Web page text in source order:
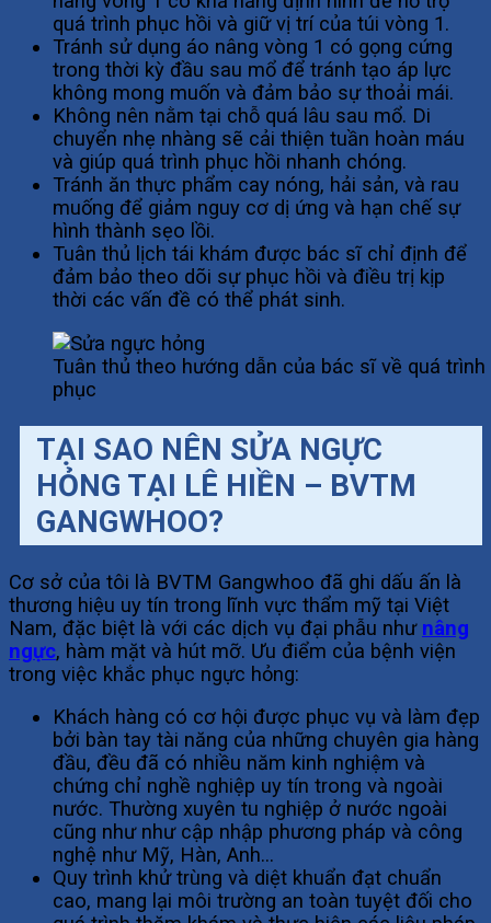
quá trình phục hồi và giữ vị trí của túi vòng 1.
Tránh sử dụng áo nâng vòng 1 có gọng cứng
trong thời kỳ đầu sau mổ để tránh tạo áp lực
không mong muốn và đảm bảo sự thoải mái.
Không nên nằm tại chỗ quá lâu sau mổ. Di
chuyển nhẹ nhàng sẽ cải thiện tuần hoàn máu
và giúp quá trình phục hồi nhanh chóng.
Tránh ăn thực phẩm cay nóng, hải sản, và rau
muống để giảm nguy cơ dị ứng và hạn chế sự
hình thành sẹo lồi.
Tuân thủ lịch tái khám được bác sĩ chỉ định để
đảm bảo theo dõi sự phục hồi và điều trị kịp
thời các vấn đề có thể phát sinh.
Tuân thủ theo hướng dẫn của bác sĩ về quá
phục
TẠI SAO NÊN SỬA NGỰC
HỎNG TẠI LÊ HIỀN – BVTM
GANGWHOO?
Cơ sở của tôi là BVTM Gangwhoo đã ghi dấu ấn là
thương hiệu uy tín trong lĩnh vực thẩm mỹ tại Việt
Nam, đặc biệt là với các dịch vụ đại phẫu như nâng
ngực, hàm mặt và hút mỡ. Ưu điểm của bệnh viện
trong việc khắc phục ngực hỏng:
Khách hàng có cơ hội được phục vụ và làm đẹp
bởi bàn tay tài năng của những chuyên gia hàng
đầu, đều đã có nhiều năm kinh nghiệm và
chứng chỉ nghề nghiệp uy tín trong và ngoài
nước. Thường xuyên tu nghiệp ở nước ngoài
cũng như như cập nhập phương pháp và công
nghệ như Mỹ, Hàn, Anh…
Quy trình khử trùng và diệt khuẩn đạt chuẩn
cao, mang lại môi trường an toàn tuyệt đối cho